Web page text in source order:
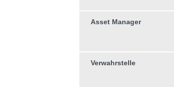
Asset Manager
Verwahrstelle